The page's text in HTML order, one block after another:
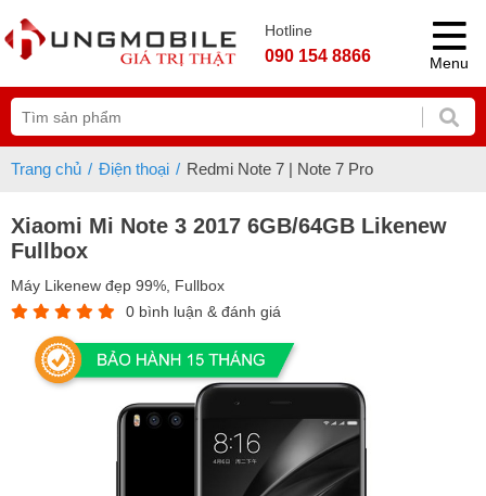
Hotline
090 154 8866 Menu
Trang chủ Điện thoại Redmi Note 7 | Note 7 Pro
Xiaomi Mi Note 3 2017 6GB/64GB Likenew
Fullbox
Máy Likenew đẹp 99%, Fullbox
0 bình luận & đánh giá